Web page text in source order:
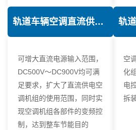
轨道车辆空调直流供电技术
可增大直流电源输入范围，
DC500V～DC900V均可满
足要求，扩大了直流供电空
调机组的使用范围，同时实
现空调机组各部件的变频控
制，达到整车节能目的
空
化
电
拆